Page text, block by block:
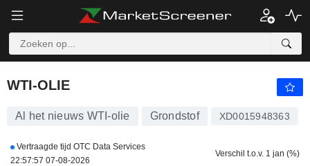
WTI-OLIE
WTI-OLIE
Al het nieuws WTI-olie Grondstof XD0015948363
Vertraagde tijd OTC Data Services
22:57:57 07-08-2026
Verschil t.o.v. 1 jan (%)